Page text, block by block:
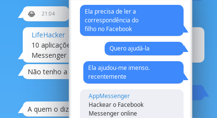
21:04
😂
LifeHacker
10 aplicações para piratear o Facebook
Messenger
Não tenho a certeza
Oh tempos, oh maneiras
21:08
A quem o diz.
Ela precisa de ler a
correspondência do
filho no Facebook
Quero ajudá-la
Ela ajudou-me imenso.
recentemente
AppMessenger
Hackear o Facebook
Messenger online